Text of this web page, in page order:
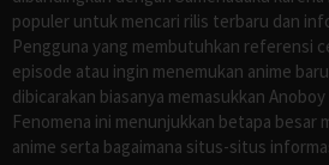
populer untuk mencari rilis terbaru dan
Pengguna yang membutuhkan referensi
episode atau ingin menemukan anime
dibicarakan biasanya memasukkan
Fenomena ini menunjukkan betapa besar
anime serta bagaimana situs-situs